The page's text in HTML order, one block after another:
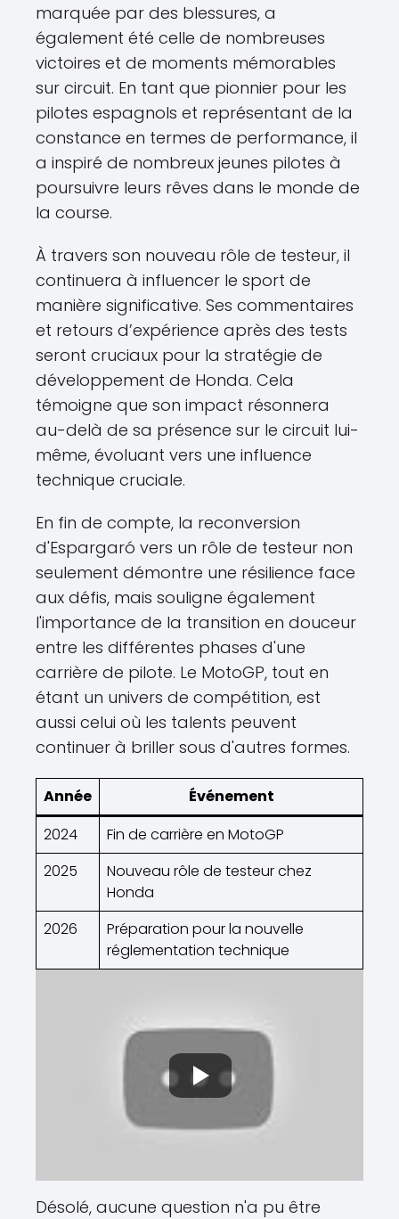
marquée par des blessures, a
également été celle de nombreuses
victoires et de moments mémorables
sur circuit. En tant que pionnier pour les
pilotes espagnols et représentant de la
constance en termes de performance, il
a inspiré de nombreux jeunes pilotes à
poursuivre leurs rêves dans le monde de
la course.
À travers son nouveau rôle de testeur, il
continuera à influencer le sport de
manière significative. Ses commentaires
et retours d’expérience après des tests
seront cruciaux pour la stratégie de
développement de Honda. Cela
témoigne que son impact résonnera
au-delà de sa présence sur le circuit lui-
même, évoluant vers une influence
technique cruciale.
En fin de compte, la reconversion
d'Espargaró vers un rôle de testeur non
seulement démontre une résilience face
aux défis, mais souligne également
l'importance de la transition en douceur
entre les différentes phases d'une
carrière de pilote. Le MotoGP, tout en
étant un univers de compétition, est
aussi celui où les talents peuvent
continuer à briller sous d'autres formes.
Année
Événement
2024
Fin de carrière en MotoGP
2025
Nouveau rôle de testeur chez
Honda
2026
Préparation pour la nouvelle
réglementation technique
Désolé, aucune question n'a pu être